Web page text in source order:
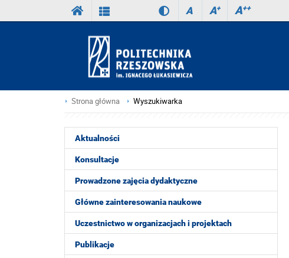
A A+ A++
Strona główna Wyszukiwarka
Aktualności
Konsultacje
Prowadzone zajęcia dydaktyczne
Główne zainteresowania naukowe
Uczestnictwo w organizacjach i projektach
Publikacje